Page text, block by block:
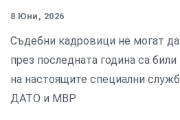
8 Юни, 2026
Съдебни кадровици не могат
през последната година са
на настоящите специални
ДАТО и МВР